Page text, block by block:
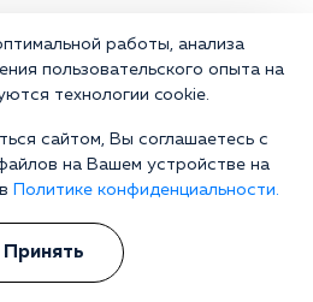
и знаем, как Вам помочь.
сами в прошлом преодолели
все стороны болезни.
анонимно.
консультацию
работы, анализа
пользовательского опыта на
технологии cookie.
сайтом, Вы соглашаетесь с
на Вашем устройстве на
Политике конфиденциальности.
Принять